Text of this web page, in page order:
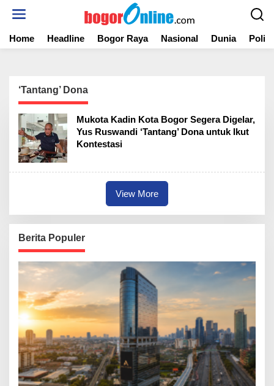
t
Home Headline Bogor Raya Nasional Dunia
‘Tantang’ Dona
Mukota Kadin Kota Bogor Segera Digelar,
Yus Ruswandi ‘Tantang’ Dona untuk Ikut
Kontestasi
View More
Berita Populer